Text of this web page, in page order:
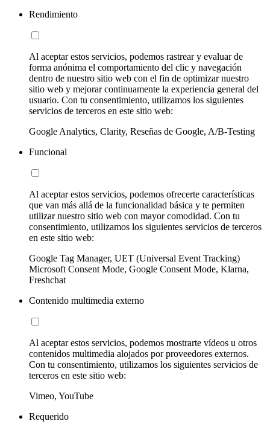
Rendimiento
Al aceptar estos servicios, podemos rastrear y evaluar de
forma anónima el comportamiento del clic y navegación
dentro de nuestro sitio web con el fin de optimizar nuestro
sitio web y mejorar continuamente la experiencia general del
usuario. Con tu consentimiento, utilizamos los siguientes
servicios de terceros en este sitio web:
Google Analytics, Clarity, Reseñas de Google, A/B-Testing
Funcional
Al aceptar estos servicios, podemos ofrecerte características
que van más allá de la funcionalidad básica y te permiten
utilizar nuestro sitio web con mayor comodidad. Con tu
consentimiento, utilizamos los siguientes servicios de terceros
en este sitio web:
Google Tag Manager, UET (Universal Event Tracking)
Microsoft Consent Mode, Google Consent Mode, Klarna,
Freshchat
Contenido multimedia externo
Al aceptar estos servicios, podemos mostrarte vídeos u otros
contenidos multimedia alojados por proveedores externos.
Con tu consentimiento, utilizamos los siguientes servicios de
terceros en este sitio web:
Vimeo, YouTube
Requerido